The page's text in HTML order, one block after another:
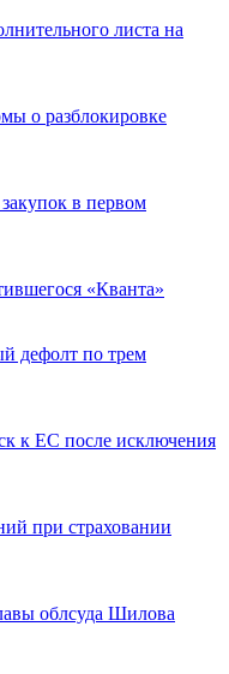
листа на
о разблокировке
в первом
«Кванта»
дефолт по трем
к ЕС после исключения
при страховании
облсуда Шилова